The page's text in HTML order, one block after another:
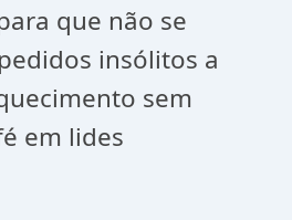
que não se
insólitos a
sem
em lides